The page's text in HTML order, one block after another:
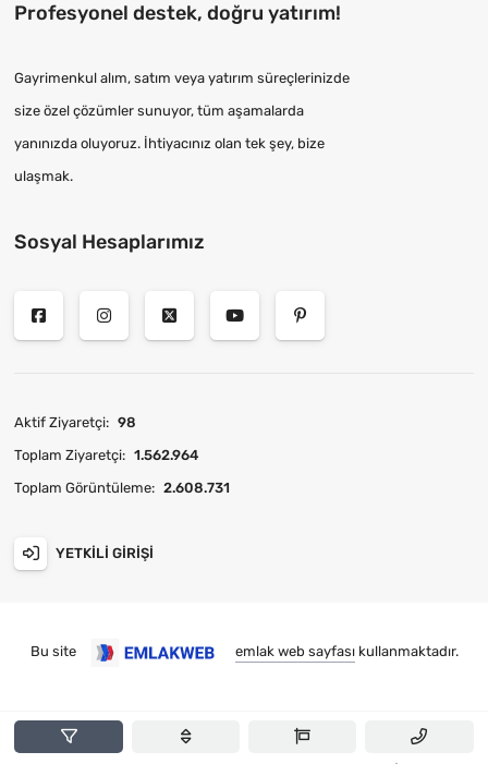
Profesyonel destek, doğru yatırım!
Gayrimenkul alım, satım veya yatırım süreçlerinizde
size özel çözümler sunuyor, tüm aşamalarda
yanınızda oluyoruz. İhtiyacınız olan tek şey, bize
ulaşmak.
Sosyal Hesaplarımız
Aktif Ziyaretçi: 98
Toplam Ziyaretçi: 1.562.964
Toplam Görüntüleme: 2.608.731
YETKILI GIRIŞI
Bu site emlak web sayfasıkullanmaktadır.